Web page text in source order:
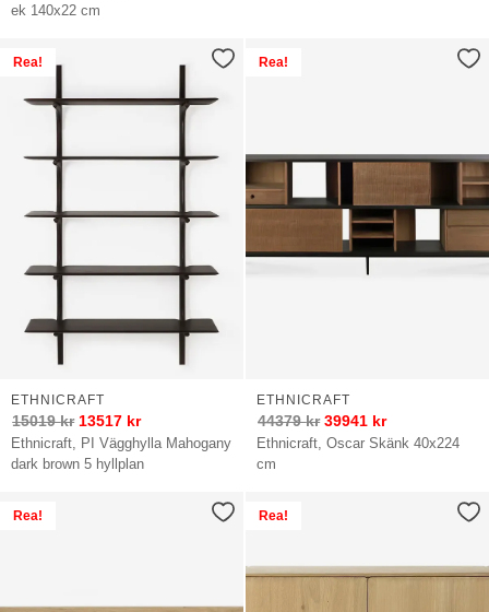
ek 140x22 cm
Rea!
Ethnicraft, PI Vägghylla Mahogany
dark brown 5 hyllplan
ETHNICRAFT
15019kr 13517 kr
Rea!
Ethnicraft, Oscar Skänk 40x224
cm
ETHNICRAFT
44379kr 39941 kr
Rea! Rea!